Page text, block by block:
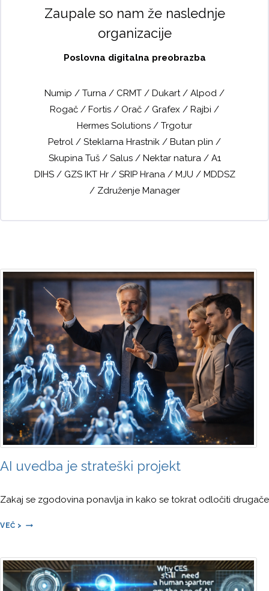
Zaupale so nam že naslednje
organizacije
Poslovna digitalna preobrazba
Numip / Turna / CRMT / Dukart / Alpod /
Rogač / Fortis / Orač / Grafex / Rajbi /
Hermes Solutions / Trgotur
Petrol / Steklarna Hrastnik / Butan plin /
Skupina Tuš / Salus / Nektar natura / A1
DIHS / GZS IKT Hr / SRIP Hrana / MJU / MDDSZ
/ Združenje Manager
AI uvedba je strateški projekt
Zakaj se zgodovina ponavlja in kako se tokrat odločiti drugače
VEČ >
V
E
D